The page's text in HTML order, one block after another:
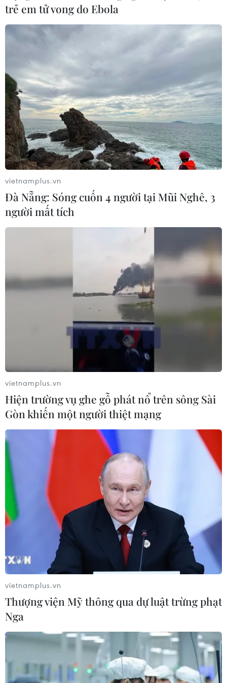
Huế yên tâm bám biển.
Nghiệp đoàn nghề cá giúp ngư dân càng
vững tin vươn khơi
18/05/2014 03:50
Các Nghiệp đoàn nghề cá đã động viên, tiếp tục tổ
chức cho các tổ, đội tàu cá thẳng tiến ra biển Hoàng Sa
để khai thác hải sản trên ngư trường truyền thống.
Ngư dân Bà Rịa-Vũng Tàu quyết tâm ra
khơi bám biển
15/05/2014 05:02
Ngư dân tỉnh Bà Rịa-Vũng Tàu quyết tâm ra khơi bám
biển, khai thác hải sản trên vùng biển thuộc chủ quyền
của Việt Nam, nhằm giữ vững chủ quyền biển đảo.
trẻ em tử vong do Ebola
vietnamplus.vn
Đà Nẵng: Sóng cuốn 4 người tại Mũi Nghê, 3
người mất tích
vietnamplus.vn
Hiện trường vụ ghe gỗ phát nổ trên sông Sài
Gòn khiến một người thiệt mạng
vietnamplus.vn
Thượng viện Mỹ thông qua dự luật trừng phạt
Nga